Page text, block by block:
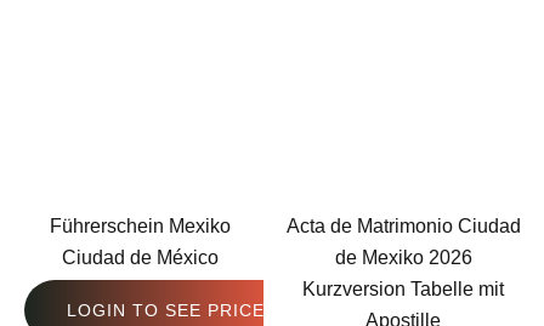
Führerschein Mexiko
Ciudad de México
LOGIN TO SEE PRICE
Acta de Matrimonio Ciudad
de Mexiko 2026
Kurzversion Tabelle mit
Apostille